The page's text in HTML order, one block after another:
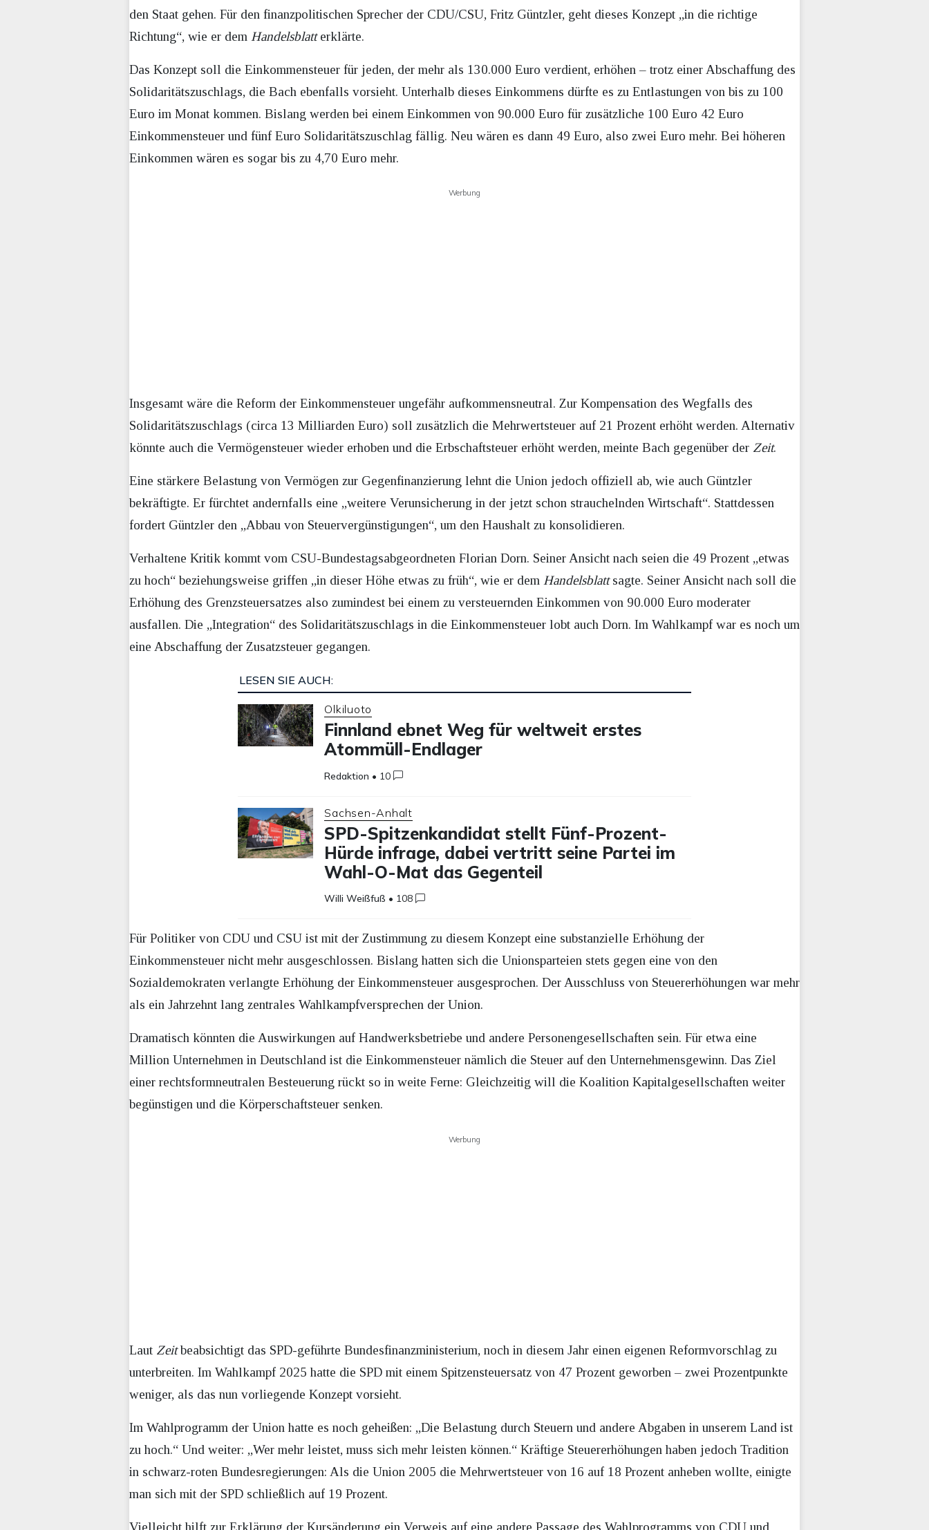
den Staat gehen. Für den finanzpolitischen Sprecher der CDU/CSU, Fritz Güntzler, geht dieses Konzept „in die richtige
Richtung“, wie er dem Handelsblatterklärte.
Das Konzept soll die Einkommensteuer für jeden, der mehr als 130.000 Euro verdient, erhöhen – trotz einer Abschaffung des
Solidaritätszuschlags, die Bach ebenfalls vorsieht. Unterhalb dieses Einkommens dürfte es zu Entlastungen von bis zu 100
Euro im Monat kommen. Bislang werden bei einem Einkommen von 90.000 Euro für zusätzliche 100 Euro 42 Euro
Einkommensteuer und fünf Euro Solidaritätszuschlag fällig. Neu wären es dann 49 Euro, also zwei Euro mehr. Bei höheren
Einkommen wären es sogar bis zu 4,70 Euro mehr.
Werbung
Insgesamt wäre die Reform der Einkommensteuer ungefähr aufkommensneutral. Zur Kompensation des Wegfalls des
Solidaritätszuschlags (circa 13 Milliarden Euro) soll zusätzlich die Mehrwertsteuer auf 21 Prozent erhöht werden. Alternativ
könnte auch die Vermögensteuer wieder erhoben und die Erbschaftsteuer erhöht werden, meinte Bach gegenüber der Zeit.
Eine stärkere Belastung von Vermögen zur Gegenfinanzierung lehnt die Union jedoch offiziell ab, wie auch Güntzler
bekräftigte. Er fürchtet andernfalls eine „weitere Verunsicherung in der jetzt schon strauchelnden Wirtschaft“. Stattdessen
fordert Güntzler den „Abbau von Steuervergünstigungen“, um den Haushalt zu konsolidieren.
Verhaltene Kritik kommt vom CSU-Bundestagsabgeordneten Florian Dorn. Seiner Ansicht nach seien die 49 Prozent „etwas
zu hoch“ beziehungsweise griffen „in dieser Höhe etwas zu früh“, wie er dem Handelsblattsagte. Seiner Ansicht nach soll die
Erhöhung des Grenzsteuersatzes also zumindest bei einem zu versteuernden Einkommen von 90.000 Euro moderater
ausfallen. Die „Integration“ des Solidaritätszuschlags in die Einkommensteuer lobt auch Dorn. Im Wahlkampf war es noch um
eine Abschaffung der Zusatzsteuer gegangen.
LESEN SIE AUCH:
Olkiluoto
Finnland ebnet Weg für weltweit erstes
Atommüll-Endlager
Redaktion • 10
Sachsen-Anhalt
SPD-Spitzenkandidat stellt Fünf-Prozent-
Hürde infrage, dabei vertritt seine Partei im
Wahl-O-Mat das Gegenteil
Willi Weißfuß • 108
Für Politiker von CDU und CSU ist mit der Zustimmung zu diesem Konzept eine substanzielle Erhöhung der
Einkommensteuer nicht mehr ausgeschlossen. Bislang hatten sich die Unionsparteien stets gegen eine von den
Sozialdemokraten verlangte Erhöhung der Einkommensteuer ausgesprochen. Der Ausschluss von Steuererhöhungen war mehr
als ein Jahrzehnt lang zentrales Wahlkampfversprechen der Union.
Dramatisch könnten die Auswirkungen auf Handwerksbetriebe und andere Personengesellschaften sein. Für etwa eine
Million Unternehmen in Deutschland ist die Einkommensteuer nämlich die Steuer auf den Unternehmensgewinn. Das Ziel
einer rechtsformneutralen Besteuerung rückt so in weite Ferne: Gleichzeitig will die Koalition Kapitalgesellschaften weiter
begünstigen und die Körperschaftsteuer senken.
Werbung
Laut Zeitbeabsichtigt das SPD-geführte Bundesfinanzministerium, noch in diesem Jahr einen eigenen Reformvorschlag zu
unterbreiten. Im Wahlkampf 2025 hatte die SPD mit einem Spitzensteuersatz von 47 Prozent geworben – zwei Prozentpunkte
weniger, als das nun vorliegende Konzept vorsieht.
Im Wahlprogramm der Union hatte es noch geheißen: „Die Belastung durch Steuern und andere Abgaben in unserem Land ist
zu hoch.“ Und weiter: „Wer mehr leistet, muss sich mehr leisten können.“ Kräftige Steuererhöhungen haben jedoch Tradition
in schwarz-roten Bundesregierungen: Als die Union 2005 die Mehrwertsteuer von 16 auf 18 Prozent anheben wollte, einigte
man sich mit der SPD schließlich auf 19 Prozent.
Vielleicht hilft zur Erklärung der Kursänderung ein Verweis auf eine andere Passage des Wahlprogramms von CDU und